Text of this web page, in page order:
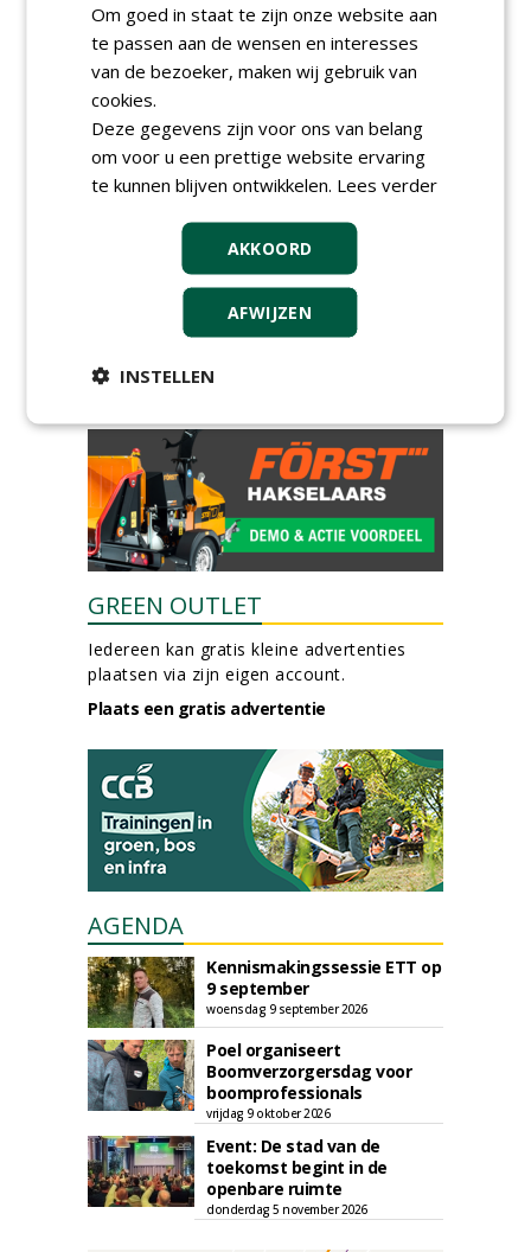
04-05-2026
Proefveldmedewerker/
Chauffeur
zaden Nederland B.V.
06-08-2026, Ven-Zelderheide
Kasmedewerker (fulltime) bij
06-08-2026, Ven-Zelderheide
magazijnmedewerker
(fulltime) bij DSV zaden
Nederland B.V.
GREEN OUTLET
Iedereen kan gratis kleine advertenties
plaatsen via zijn eigen account.
Plaats een gratis advertentie
AGENDA
Kennismakingssessie ETT op
9 september
woensdag 9 september 2026
Poel organiseert
Boomverzorgersdag voor
boomprofessionals
vrijdag 9 oktober 2026
Event: De stad van de
toekomst begint in de
openbare ruimte
donderdag 5 november 2026
Om goed in staat te zijn onze website aan
te passen aan de wensen en interesses
van de bezoeker, maken wij gebruik van
cookies.
Deze gegevens zijn voor ons van belang
om voor u een prettige website ervaring
te kunnen blijven ontwikkelen. Lees verder
AKKOORD
AFWIJZEN
INSTELLEN